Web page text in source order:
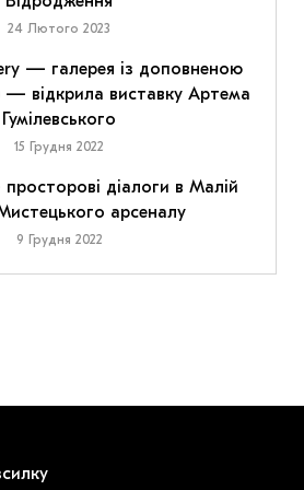
24 Лютого 2023
— галерея із доповненою
— відкрила виставку Артема
Гумілевського
15 Грудня 2022
діалоги в Малій
арсеналу
9 Грудня 2022